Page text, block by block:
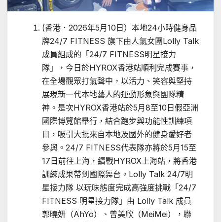
(香港．2026年5月10日）本地24小時健身品
牌24/7 FITNESS 旗下由人氣女團Lolly Talk
成員組成的「24/7 FITNESS明星接力
隊」，今日於HYROX香港站順利完成賽事，
在全場觀眾打氣聲中，以活力、笑容與堅持
展現新一代本地藝人的運動形象與團隊精
神。是次HYROX香港站於5月8至10日假亞洲
國際博覽館舉行，結合跑步與功能性訓練項
目，吸引大批來自本地及國外的健身愛好者
參與。24/7 FITNESS代表隊亦將於5月15至
17日前往上海，續戰HYROX上海站，將香港
訓練成果帶到國際舞台。Lolly Talk 24/7明
星接力隊 以玩味態度完成高強度挑戰「24/7
FITNESS 明星接力隊」由 Lolly Talk 成員
郭曉妍（AhYo）、曾美欣（MeiMei），聯